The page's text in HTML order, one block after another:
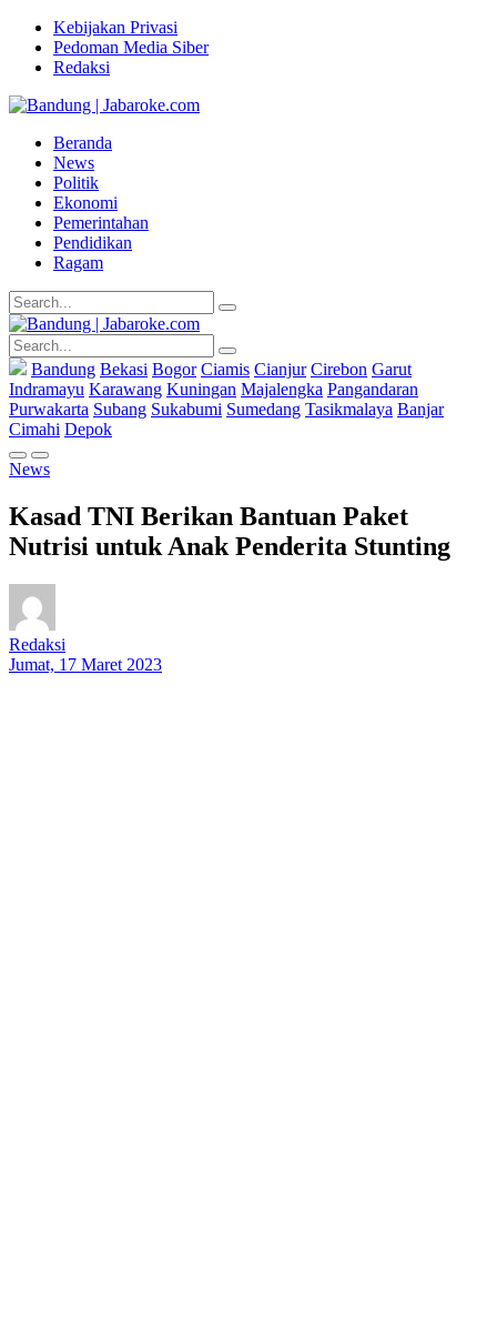
Kebijakan Privasi
Pedoman Media Siber
Redaksi
Beranda
News
Politik
Ekonomi
Pemerintahan
Pendidikan
Ragam
Bandung Bekasi Bogor Ciamis Cianjur Cirebon Garut
Indramayu Karawang Kuningan Majalengka Pangandaran
Purwakarta Subang Sukabumi Sumedang Tasikmalaya Banjar
Cimahi Depok
News
Kasad TNI Berikan Bantuan Paket
Nutrisi untuk Anak Penderita Stunting
Redaksi
Jumat, 17 Maret 2023